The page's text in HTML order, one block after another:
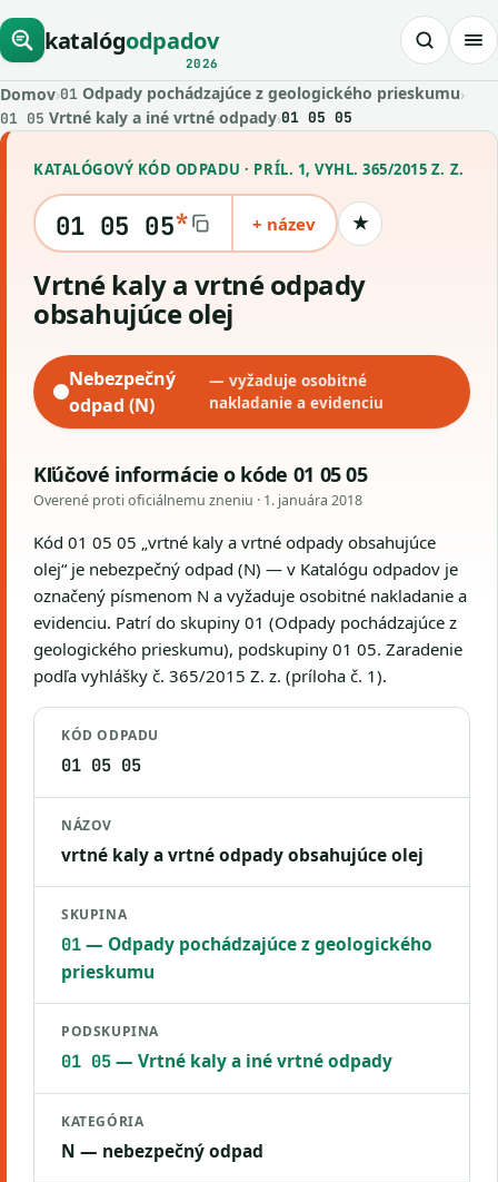
katalógodpadov
2026
Domov›01 Odpady pochádzajúce z geologického prieskumu›
01 05 Vrtné kaly a iné vrtné odpady›01 05 05
KATALÓGOVÝ KÓD ODPADU · PRÍL. 1, VYHL. 365/2015 Z. Z.
01 05 05* + název ★Uložiť kód
vrtné kaly a vrtné odpady
obsahujúce olej
Nebezpečný
odpad (N)
— vyžaduje osobitné
nakladanie a evidenciu
Kľúčové informácie o kóde 01 05 05
Overené proti oficiálnemu zneniu · 1. januára 2018
Kód 01 05 05 „vrtné kaly a vrtné odpady obsahujúce
olej“ je nebezpečný odpad (N) — v Katalógu odpadov je
označený písmenom N a vyžaduje osobitné nakladanie a
evidenciu. Patrí do skupiny 01 (Odpady pochádzajúce z
geologického prieskumu), podskupiny 01 05. Zaradenie
podľa vyhlášky č. 365/2015 Z. z. (príloha č. 1).
KÓD ODPADU
01 05 05
NÁZOV
vrtné kaly a vrtné odpady obsahujúce olej
SKUPINA
01— Odpady pochádzajúce z geologického
prieskumu
PODSKUPINA
01 05— Vrtné kaly a iné vrtné odpady
KATEGÓRIA
N — nebezpečný odpad